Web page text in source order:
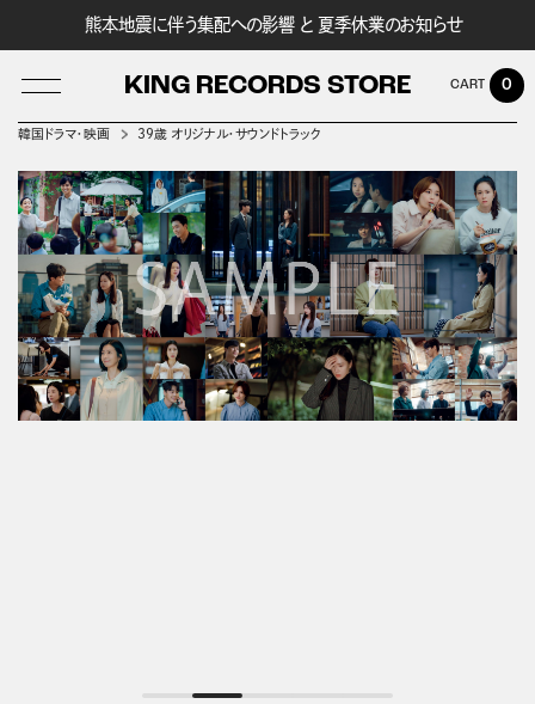
熊本地震に伴う集配への影響 と 夏季休業のお知らせ
KING RECORDS STORE
LOG IN
0
韓国ドラマ・映画 39歳 オリジナル・サウンドトラック